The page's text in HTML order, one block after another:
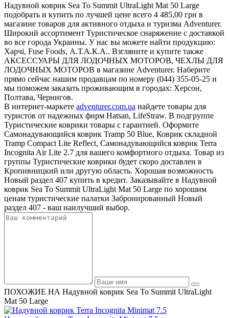
Надувной коврик Sea To Summit UltraLight Mat 50 Large
подобрать и купить по лучшей цене всего 4 485,00 грн в
магазине товаров для активного отдыха и туризма Adventurer.
Широкий ассортимент Туристическое снаряжение с доставкой
во все города Украины. У нас вы можете найти продукцию:
Харчі, Fuse Foods, А.Т.А.К.А.. Взгляните и купите также
АКСЕССУАРЫ ДЛЯ ЛОДОЧНЫХ МОТОРОВ, ЧЕХЛЫ ДЛЯ
ЛОДОЧНЫХ МОТОРОВ в магазине Adventurer. Наберите
прямо сейчас нашим продавцам по номеру (044) 355-05-25 и
мы поможем заказать проживающим в городах: Херсон,
Полтава, Чернигов.
В интернет-маркете adventurer.com.ua найдете товары для
туристов от надежных фирм Hatsan, LifeStraw. В подгруппе
Туристические коврики товары с гарантией. Оформите
Самонадувающийся коврик Tramp 50 Blue, Коврик складной
Tramp Compact Lite Reflect, Самонадувающийся коврик Terra
Incognita Air Lite 2.7 для вашего комфортного отдыха. Товар из
группы Туристические коврики будет скоро доставлен в
Кропивницкий или другую область. Хорошая возможность
Новый раздел 407 купить в кредит. Заказывайте в Надувной
коврик Sea To Summit UltraLight Mat 50 Large по хорошим
ценам туристические палатки Забронированный Новый
раздел 407 - ваш наилучший выбор.
ПОХОЖИЕ НА Надувной коврик Sea To Summit UltraLight
Mat 50 Large